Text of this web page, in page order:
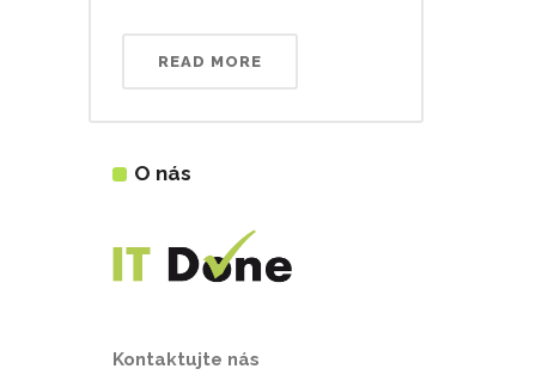
READ MORE
O nás
Kontaktujte nás